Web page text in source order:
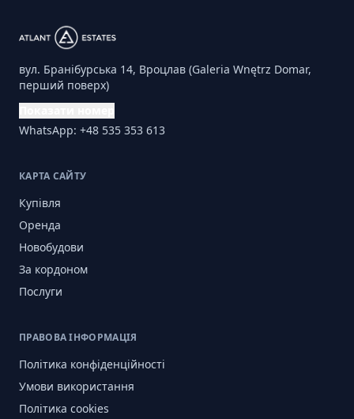
вул. Бранібурська 14, Вроцлав (Galeria Wnętrz Domar,
перший поверх)
WhatsApp: +48 535 353 613
КАРТА САЙТУ
Купівля
Оренда
Новобудови
За кордоном
Послуги
ПРАВОВА ІНФОРМАЦІЯ
Політика конфіденційності
Умови використання
Політика cookies